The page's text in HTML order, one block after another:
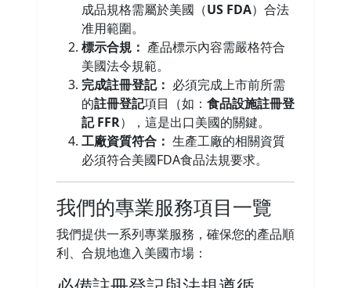
成品規格需屬於美國（US FDA）合法
准用範圍。
標示合規： 產品標示內容需嚴格符合
美國法令規範。
完成註冊登記： 必須完成上市前所需
的註冊登記項目（如： 食品設施註冊登
記 FFR），這是出口美國的關鍵。
工廠資質符合： 生產工廠的相關資質
必須符合美國FDA食品法規要求。
我們的專業服務項目一覽
我們提供一系列專業服務，確保您的產品順
利、合規地進入美國市場：